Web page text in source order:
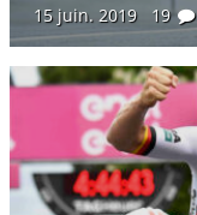
15 juin. 2019 19